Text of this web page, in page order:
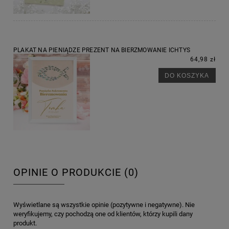
PLAKAT NA PIENIĄDZE PREZENT NA BIERZMOWANIE ICHTYS
64,98 zł
DO KOSZYKA
OPINIE O PRODUKCIE (0)
Wyświetlane są wszystkie opinie (pozytywne i negatywne). Nie
weryfikujemy, czy pochodzą one od klientów, którzy kupili dany
produkt.